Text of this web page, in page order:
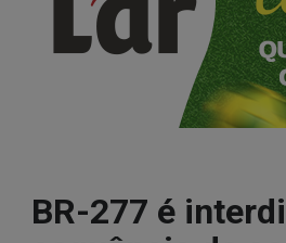
BR-277 é